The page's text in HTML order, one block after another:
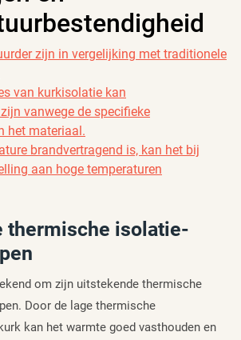
zijn in vergelijking met traditionele
van kurkisolatie kan
vanwege de specifieke
het materiaal.
brandvertragend is, kan het bij
aan hoge temperaturen
thermische isolatie-
om zijn uitstekende thermische
Door de lage thermische
kan het warmte goed vasthouden en